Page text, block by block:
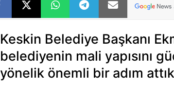
Keskin Belediye Başkanı
belediyenin mali yapısını
yönelik önemli bir adım